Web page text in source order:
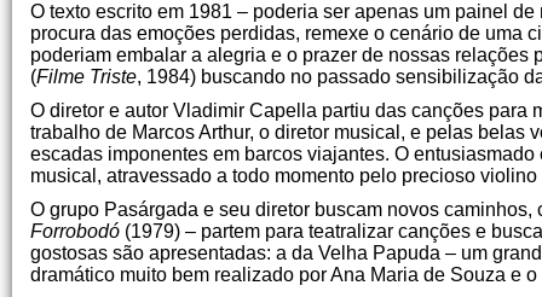
O texto escrito em 1981 – poderia ser apenas um painel
procura das emoções perdidas, remexe o cenário de uma
poderiam embalar a alegria e o prazer de nossas
(Filme Triste, 1984) buscando no passado sensibilização
O diretor e autor Vladimir Capella partiu das canções para
trabalho de Marcos Arthur, o diretor musical, e pelas belas
escadas imponentes em barcos viajantes. O
musical, atravessado a todo momento pelo precioso
O grupo Pasárgada e seu diretor buscam novos
Forrobodó (1979) – partem para teatralizar canções e
gostosas são apresentadas: a da Velha Papuda – um
dramático muito bem realizado por Ana Maria de Souza e